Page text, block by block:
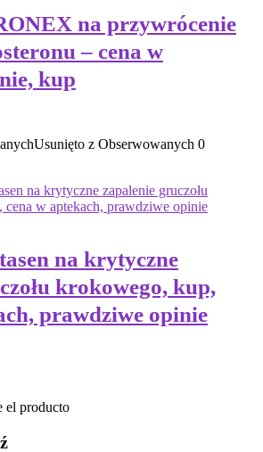
na przywrócenie
– cena w
kup
Usunięto z Obserwowanych 0
na krytyczne
krokowego, kup,
prawdziwe opinie
el producto